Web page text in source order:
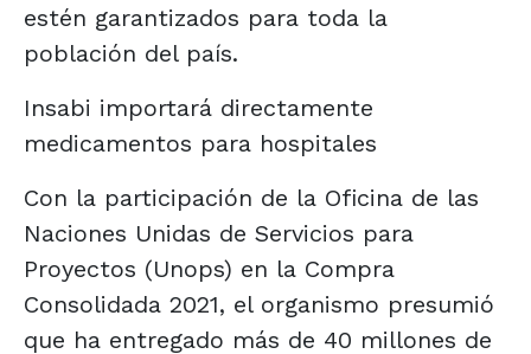
estén garantizados para toda la
población del país.
Insabi importará directamente
medicamentos para hospitales
Con la participación de la Oficina de las
Naciones Unidas de Servicios para
Proyectos (Unops) en la Compra
Consolidada 2021, el organismo presumió
que ha entregado más de 40 millones de